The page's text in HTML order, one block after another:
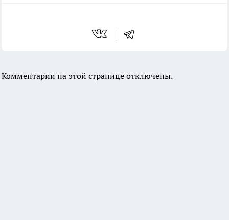
Комментарии на этой странице отключены.